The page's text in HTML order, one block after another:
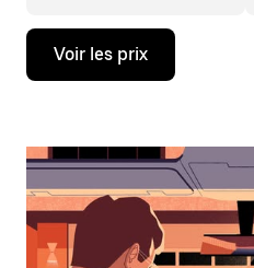
Appuyez
la
bas
ouvrir
le
calendrier
Voir les prix